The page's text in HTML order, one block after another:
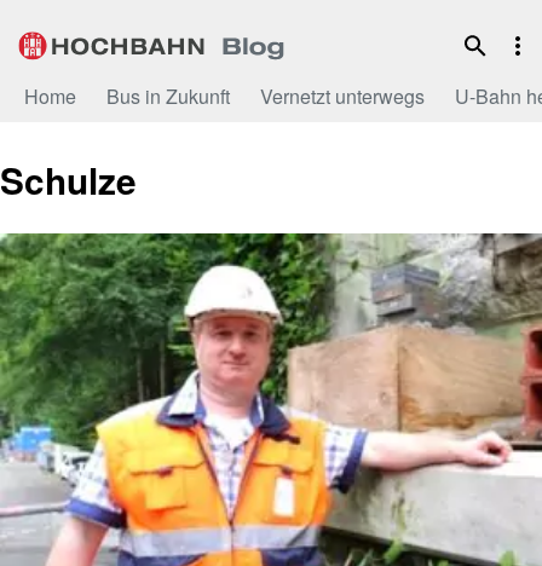
Inhalt
Home Bus in Zukunft Vernetzt unterwegs U-Bahn
Schulze